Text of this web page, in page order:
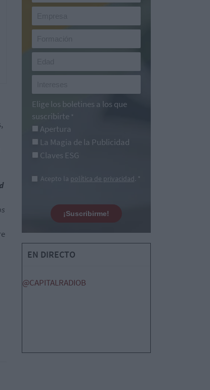
Elige los boletines a los que
suscribirte *
Apertura
La Magia de la Publicidad
Claves ESG
Acepto la política de privacidad. *
¡Suscribirme!
EN DIRECTO
@CAPITALRADIOB